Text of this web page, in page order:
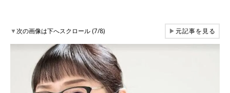
▼次の画像は下へスクロール (7/8) ▶元記事を見る